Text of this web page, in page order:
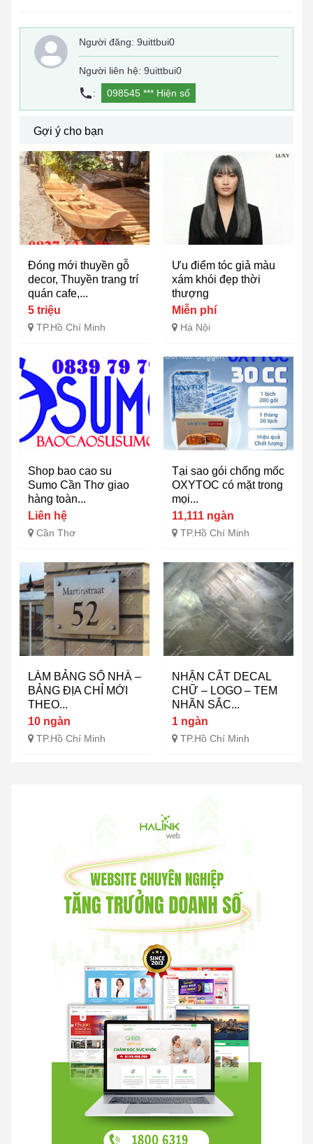
Người đăng: 9uittbui0
Người liên hệ: 9uittbui0
:
098545 *** Hiện số
Gợi ý cho bạn
Đóng mới thuyền gỗ
decor, Thuyền trang trí
quán cafe,...
5 triệu
TP.Hồ Chí Minh
Ưu điểm tóc giả màu
xám khói​ đẹp thời
thượng
Miễn phí
Hà Nội
Shop bao cao su
Sumo Cần Thơ giao
hàng toàn...
Liên hệ
Cần Thơ
Tại sao gói chống mốc
OXYTOC có mặt trong
mọi...
11,111 ngàn
TP.Hồ Chí Minh
LÀM BẢNG SỐ NHÀ –
BẢNG ĐỊA CHỈ MỚI
THEO...
10 ngàn
TP.Hồ Chí Minh
NHẬN CẮT DECAL
CHỮ – LOGO – TEM
NHÃN SẮC...
1 ngàn
TP.Hồ Chí Minh